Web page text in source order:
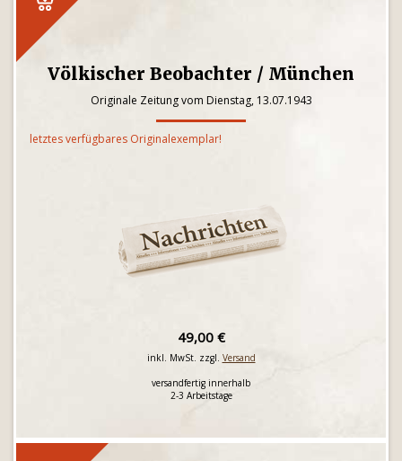
Völkischer Beobachter / München
Originale Zeitung vom Dienstag, 13.07.1943
letztes verfügbares Originalexemplar!
49,00 €
inkl. MwSt. zzgl. Versand
versandfertig innerhalb
2-3 Arbeitstage